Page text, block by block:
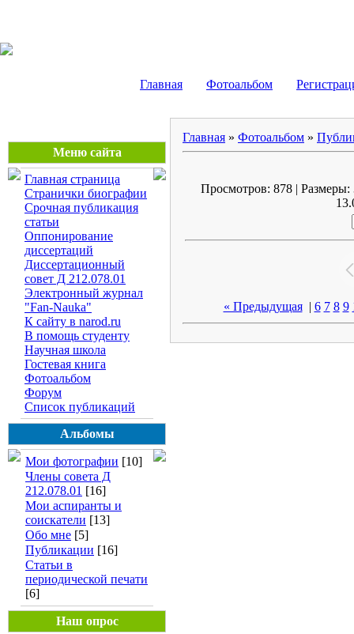
Главная Фотоальбом
Меню сайта
Главная страница
Странички биографии
Срочная публикация
статьи
Оппонирование
диссертаций
Диссертационный
совет Д 212.078.01
Электронный журнал
"Fan-Nauka"
К сайту в narod.ru
В помощь студенту
Научная школа
Гостевая книга
Фотоальбом
Форум
Список публикаций
Альбомы
Мои фотографии [10]
Члены совета Д
212.078.01 [16]
Мои аспиранты и
соискатели [13]
Обо мне [5]
Публикации [16]
Статьи в
периодической печати
[6]
Наш опрос
Главная » Фотоальбом »
Просмотров: 878 |
« Предыдущая| 6 7 8 9